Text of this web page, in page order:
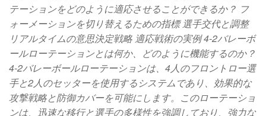
テーションをどのように適応させることができるか？ フ
ォーメーションを切り替えるための指標 選手交代と調整
リアルタイムの意思決定戦略 適応戦術の実例 4-2バレーボ
ールローテーションとは何か、どのように機能するのか？
4-2バレーボールローテーションは、4人のフロントロー選
手と2人のセッターを使用するシステムであり、効果的な
攻撃戦略と防御カバーを可能にします。このローテーショ
ンは、迅速な移行と選手の多様性を強調しており、強力な